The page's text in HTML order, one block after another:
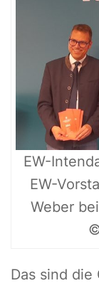
EW-
EW-
Weber
Das sind die